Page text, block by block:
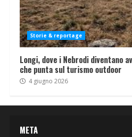
Storie & reportage
Longi, dove i Nebrodi diventano
che punta sul turismo outdoor
4 giugno 2026
META